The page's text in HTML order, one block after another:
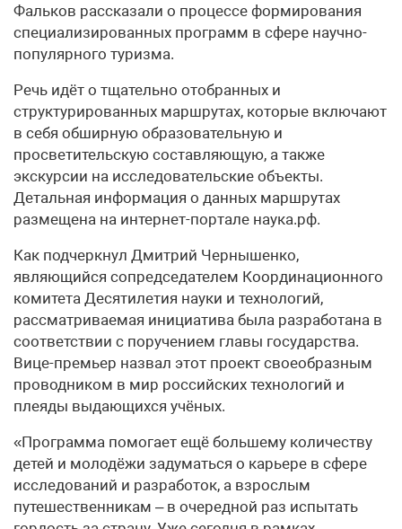
Фальков рассказали о процессе формирования
специализированных программ в сфере научно-
популярного туризма.
Речь идёт о тщательно отобранных и
структурированных маршрутах, которые включают
в себя обширную образовательную и
просветительскую составляющую, а также
экскурсии на исследовательские объекты.
Детальная информация о данных маршрутах
размещена на интернет-портале наука.рф.
Как подчеркнул Дмитрий Чернышенко,
являющийся сопредседателем Координационного
комитета Десятилетия науки и технологий,
рассматриваемая инициатива была разработана в
соответствии с поручением главы государства.
Вице-премьер назвал этот проект своеобразным
проводником в мир российских технологий и
плеяды выдающихся учёных.
«Программа помогает ещё большему количеству
детей и молодёжи задуматься о карьере в сфере
исследований и разработок, а взрослым
путешественникам – в очередной раз испытать